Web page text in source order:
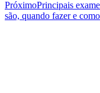
PróximoPrincipais
são, quando fazer e